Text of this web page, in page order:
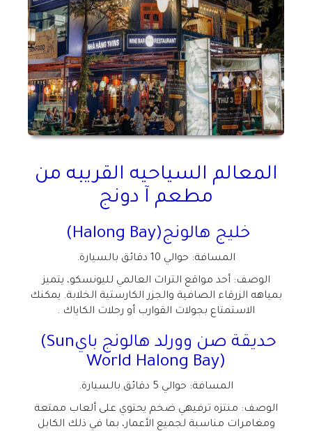
المعالم السياحيه القريبه من
مطعم آ دونج
خليج هالونج(Halong Bay)
المسافة: حوالي 10 دقائق بالسيارة
.
الوصف: أحد مواقع التراث العالمي لليونسكو، يتميز
بمياهه الزرقاء الصافية والجزر الكارستية الخلابة. يمكنك
الاستمتاع بجولات القوارب أو رحلات الكاياك .
حديقة صن وورلد هالونج باي(Sun
World Halong Bay)
المسافة: حوالي 5 دقائق بالسيارة
.
الوصف: منتزه ترفيهي ضخم يحتوي على ألعاب ممتعة
ومغامرات مناسبة لجميع الأعمار، بما في ذلك الكابل